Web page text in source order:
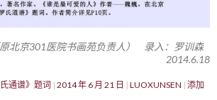
北京301医院书画苑负责人） 录入：罗训森
2014.6.18
通谱》题词 2014 年 6 月 21 日 LUOXUNSEN 添加